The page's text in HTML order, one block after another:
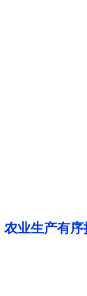
农业生产有